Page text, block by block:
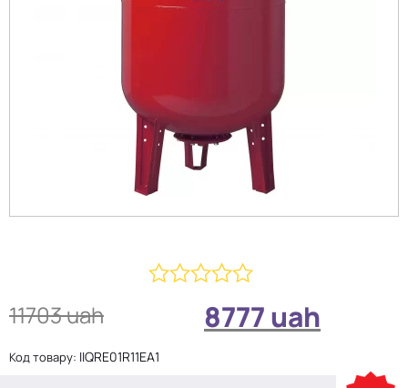
11703uah 8777uah
Код товару: IIQRE01R11EA1